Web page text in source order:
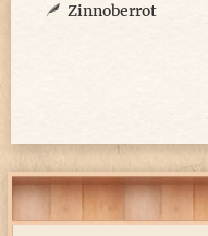
Zinnoberrot